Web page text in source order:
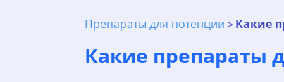
Препараты для потенции Какие
Какие препараты